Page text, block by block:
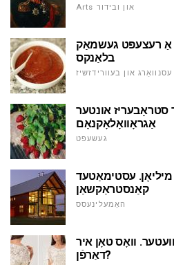
Arts און ובידור
אַ רעצעפּט געשמאַק
בלאַנקס
עסנוואַרג און בעוורידזשיז
סטראָבעריז אונטער
אַגראָוואָלאָקנאָם
געשעפט
מיליאָן. עסטימאַטעד
קאַנסטראַקשאַן
האָמעלינעסס
וואָס טאָן איר
דאַרפֿן?